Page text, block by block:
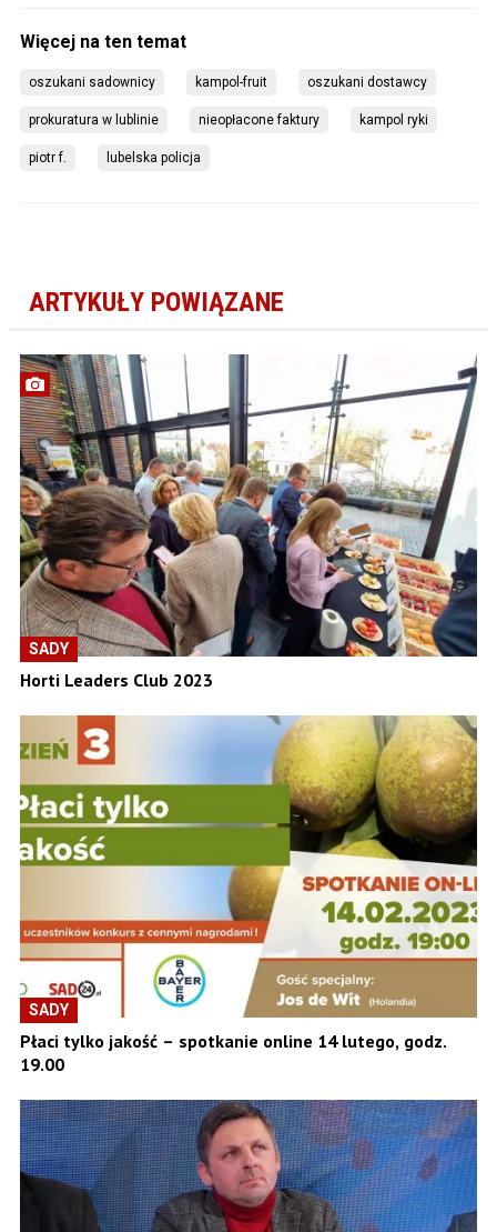
oszukani sadownicy kampol-fruit oszukani dostawcy
prokuratura w lublinie nieopłacone faktury kampol ryki
piotr f. lubelska policja
ARTYKUŁY POWIĄZANE
SADY
Horti Leaders Club 2023
SADY
Płaci tylko jakość – spotkanie online 14 lutego, godz.
19.00